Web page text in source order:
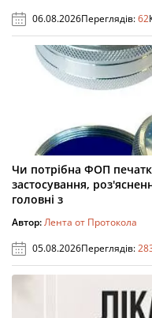
06.08.2026Переглядів:62
Чи потрібна ФОП
застосування,
головні з
Автор:Лента от Протокола
05.08.2026Переглядів: